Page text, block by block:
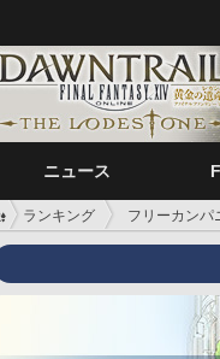
ニュース
ランキング フリーカンパ